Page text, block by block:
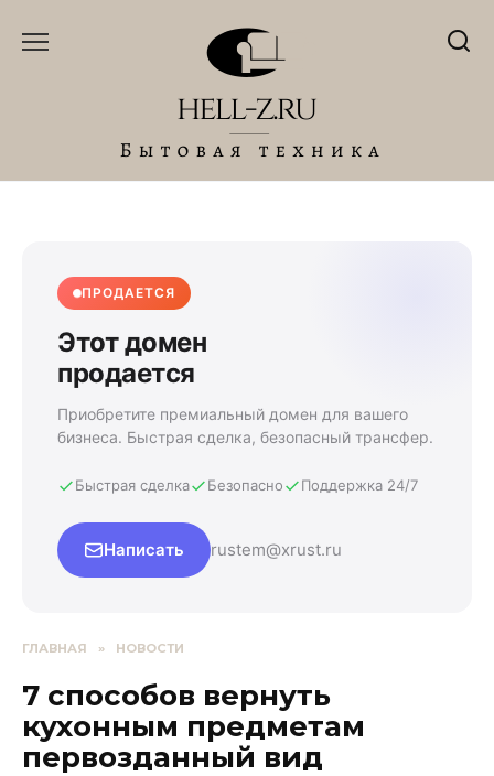
ПРОДАЕТСЯ
Этот домен
продается
Приобретите премиальный домен для вашего
бизнеса. Быстрая сделка, безопасный трансфер.
Быстрая сделка Безопасно Поддержка 24/7
Написать rustem@xrust.ru
ГЛАВНАЯ » НОВОСТИ
7 способов вернуть
кухонным предметам
первозданный вид